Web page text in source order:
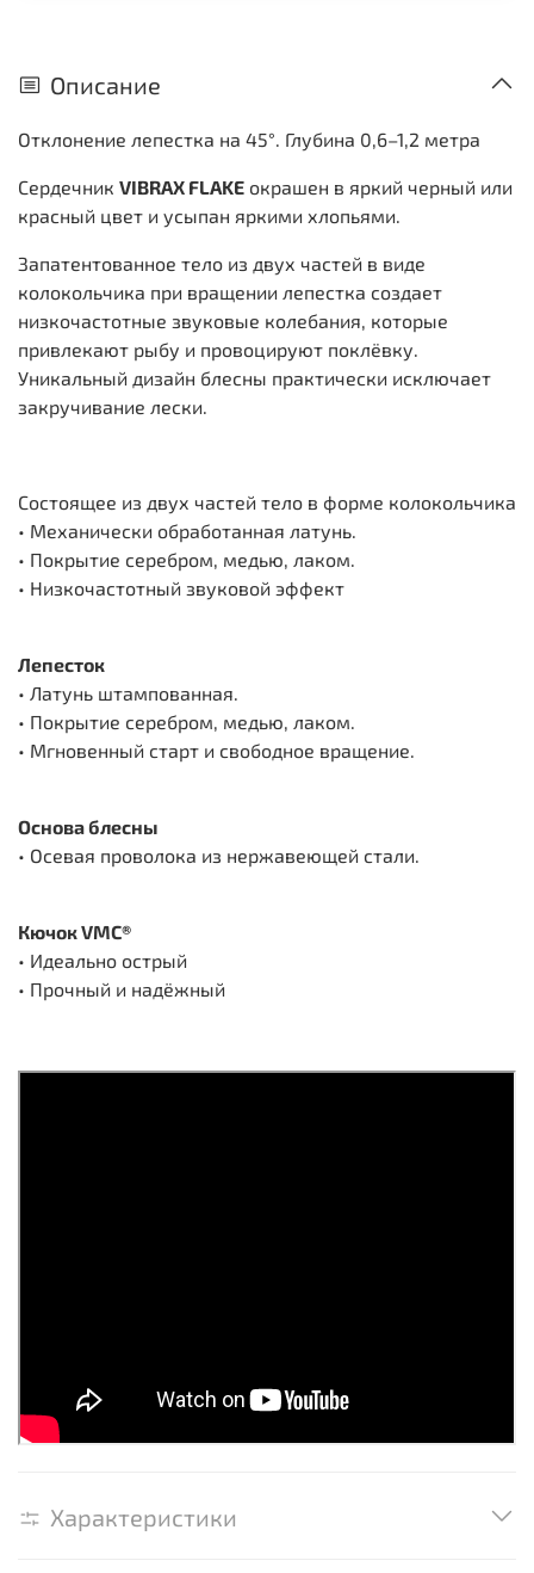
Описание
Отклонение лепестка на 45°. Глубина 0,6–1,2 метра
Сердечник VIBRAX FLAKE окрашен в яркий черный или
красный цвет и усыпан яркими хлопьями.
Запатентованное тело из двух частей в виде
колокольчика при вращении лепестка создает
низкочастотные звуковые колебания, которые
привлекают рыбу и провоцируют поклёвку.
Уникальный дизайн блесны практически исключает
закручивание лески.
Состоящее из двух частей тело в форме колокольчика
• Механически обработанная латунь.
• Покрытие серебром, медью, лаком.
• Низкочастотный звуковой эффект
Лепесток
• Латунь штампованная.
• Покрытие серебром, медью, лаком.
• Мгновенный старт и свободное вращение.
Основа блесны
• Осевая проволока из нержавеющей стали.
Кючок VMC®
• Идеально острый
• Прочный и надёжный
Характеристики